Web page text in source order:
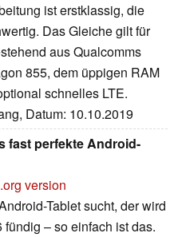
ist erstklassig, die
Das Gleiche gilt für
aus Qualcomms
855, dem üppigen RAM
schnelles LTE.
Datum: 10.10.2019
fast perfekte Android-
version
Tablet sucht, der wird
– so einfach ist das.